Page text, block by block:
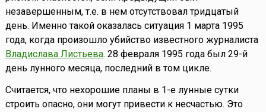
незавершенным, т.е. в нем отсутствовал тридцатый
день. Именно такой оказалась ситуация 1 марта 1995
года, когда произошло убийство известного журналиста
Владислава Листьева. 28 февраля 1995 года был 29-й
день лунного месяца, последний в том цикле.
Считается, что нехорошие планы в 1-е лунные сутки
строить опасно, они могут привести к несчастью. Это